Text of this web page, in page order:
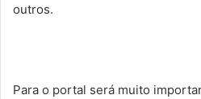
outros.
Para o portal será muito